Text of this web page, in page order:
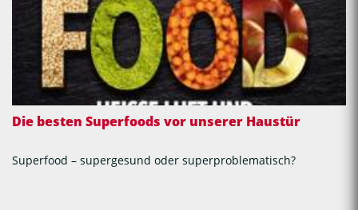
Die besten Superfoods vor unserer Haustür
Superfood – supergesund oder superproblematisch?